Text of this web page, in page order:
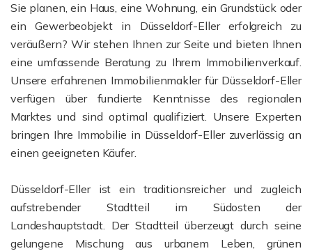
Sie planen, ein Haus, eine Wohnung, ein Grundstück oder
ein Gewerbeobjekt in Düsseldorf-Eller erfolgreich zu
veräußern? Wir stehen Ihnen zur Seite und bieten Ihnen
eine umfassende Beratung zu Ihrem Immobilienverkauf.
Unsere erfahrenen Immobilienmakler für Düsseldorf-Eller
verfügen über fundierte Kenntnisse des regionalen
Marktes und sind optimal qualifiziert. Unsere Experten
bringen Ihre Immobilie in Düsseldorf-Eller zuverlässig an
einen geeigneten Käufer.
Düsseldorf-Eller ist ein traditionsreicher und zugleich
aufstrebender Stadtteil im Südosten der
Landeshauptstadt. Der Stadtteil überzeugt durch seine
gelungene Mischung aus urbanem Leben, grünen